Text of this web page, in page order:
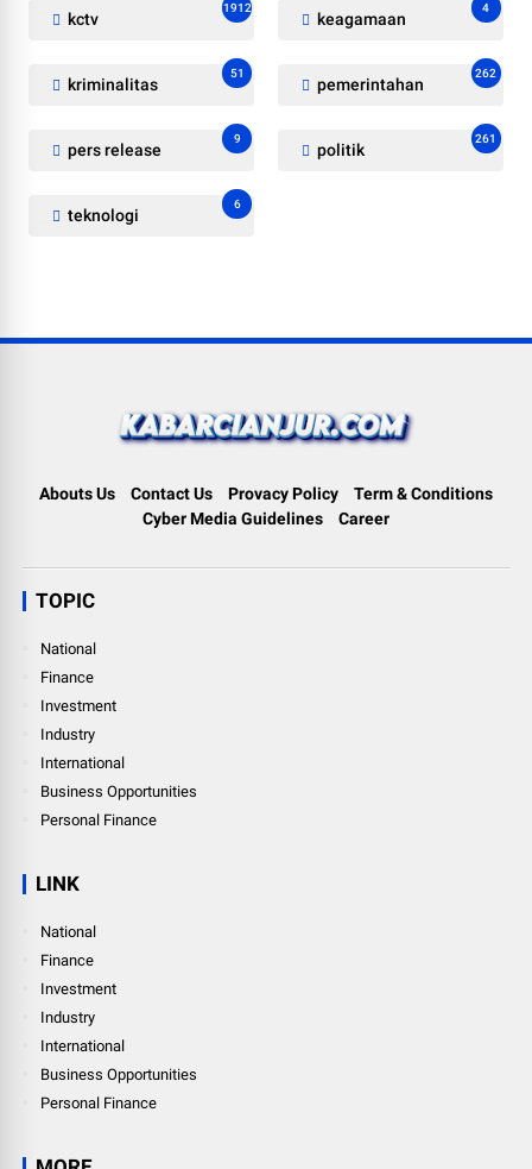
kctv
1912
keagamaan
4
kriminalitas
51
pemerintahan
262
pers release
9
politik
261
teknologi
6
Abouts Us Contact Us Provacy Policy
Term & Conditions
Cyber Media Guidelines
Career
TOPIC
National
Finance
Investment
Industry
International
Business Opportunities
Personal Finance
LINK
National
Finance
Investment
Industry
International
Business Opportunities
Personal Finance